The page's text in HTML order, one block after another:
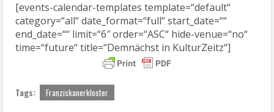
[events-calendar-templates template=“default“
category=“all“ date_format=“full“ start_date=““
end_date=““ limit=“6″ order=“ASC“ hide-venue=“no“
time=“future“ title=“Demnächst in KulturZeitz“]
Tags: Franziskanerkloster